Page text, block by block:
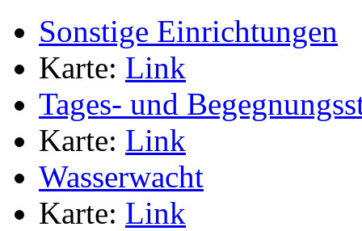
Sonstige Einrichtungen
Karte: Link
Tages- und
Karte: Link
Wasserwacht
Karte: Link